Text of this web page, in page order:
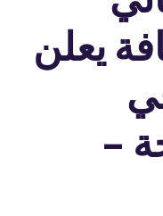
يعلن
–